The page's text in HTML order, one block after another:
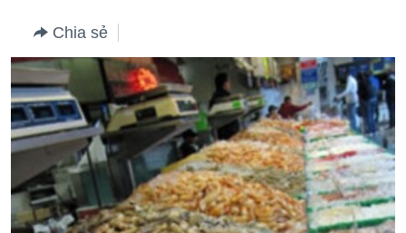
hướng
chính
Đi
tới
"Tìm"
DIỄN ĐÀN
MỤC
TỰ DO BÁO CHÍ
VẠCH TRẦN TIN GIẢ
NGƯỜI VIỆT HẢI NGOẠI
ĐỜI SỐNG
CHUYÊN ĐỀ
CHIẾN TRANH THƯƠNG MẠI CỦA MỸ: QUÁ KHỨ VÀ HIỆN
HÀNH TRÌNH BẦU CỬ 2024
MỘT NĂM CHIẾN TRANH TẠI DẢI GAZA
HỌC TIẾNG ANH
VIDEO
NGHE
Chia sẻ